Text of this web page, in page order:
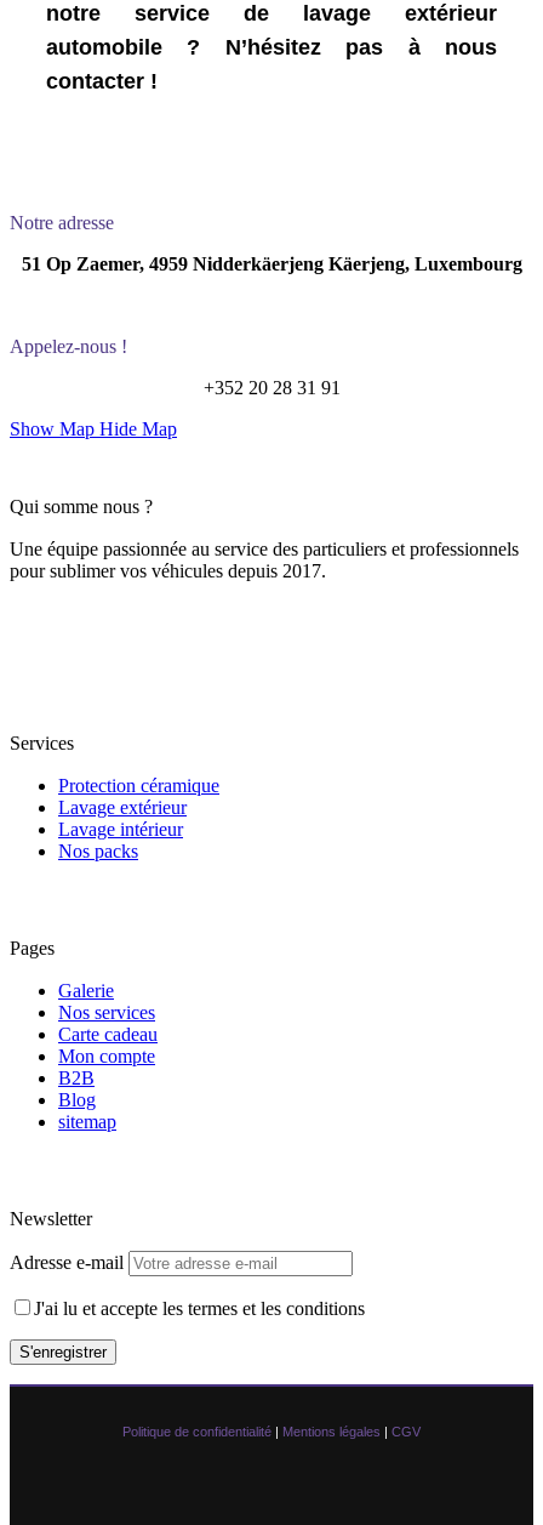
notre service de lavage extérieur
automobile ? N’hésitez pas à nous
contacter !
Notre adresse
51 Op Zaemer, 4959 Nidderkäerjeng Käerjeng, Luxembourg
Appelez-nous !
+352 20 28 31 91
Show Map Hide Map
Qui somme nous ?
Une équipe passionnée au service des particuliers et professionnels
pour sublimer vos véhicules depuis 2017.
Services
Protection céramique
Lavage extérieur
Lavage intérieur
Nos packs
Pages
Galerie
Nos services
Carte cadeau
Mon compte
B2B
Blog
sitemap
Newsletter
Adresse e-mail
J'ai lu et accepte les termes et les conditions
Politique de confidentialité Mentions légales CGV